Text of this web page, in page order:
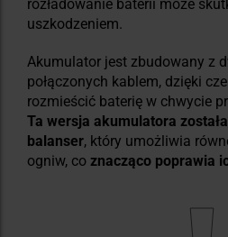
rozładowanie baterii może
uszkodzeniem.
Akumulator jest zbudowany z
połączonych kablem, dzięki
rozmieścić baterię w chwycie
Ta wersja akumulatora
balanser, który umożliwia
ogniw, co znacząco poprawia